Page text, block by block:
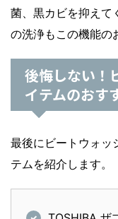
菌、黒カビを抑えて
の洗浄もこの機能の
後悔しない！
イテムのおす
最後にビートウォッ
テムを紹介します。